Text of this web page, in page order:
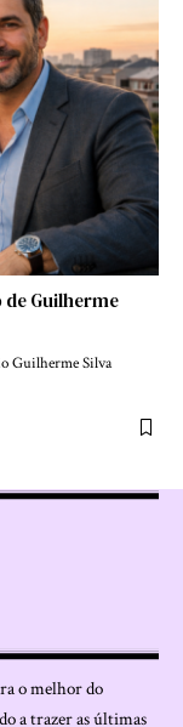
Guilherme
Guilherme Silva
o melhor do
a trazer as últimas